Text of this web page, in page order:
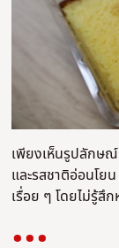
เพียงเห็นรูปลักษณ์
และรสชาติอ่อนโย
เรื่อย ๆ โดยไม่รู้สึ